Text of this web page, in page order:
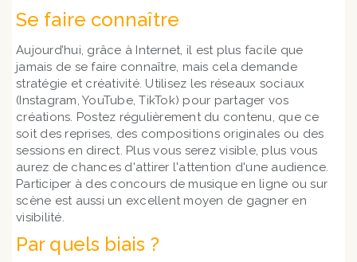
Se faire connaître
Aujourd’hui, grâce à Internet, il est plus facile que
jamais de se faire connaître, mais cela demande
stratégie et créativité. Utilisez les réseaux sociaux
(Instagram, YouTube, TikTok) pour partager vos
créations. Postez régulièrement du contenu, que ce
soit des reprises, des compositions originales ou des
sessions en direct. Plus vous serez visible, plus vous
aurez de chances d'attirer l'attention d'une audience.
Participer à des concours de musique en ligne ou sur
scène est aussi un excellent moyen de gagner en
visibilité.
Par quels biais ?